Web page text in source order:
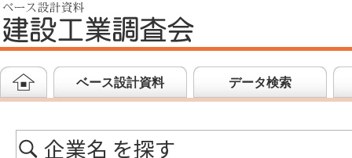
ベース設計資料 データ検索
企業名 を探す